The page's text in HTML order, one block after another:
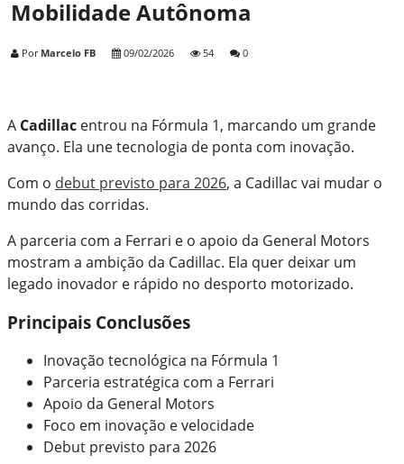
Mobilidade Autônoma
Por Marcelo FB 09/02/2026 54 0
A Cadillac entrou na Fórmula 1, marcando um grande
avanço. Ela une tecnologia de ponta com inovação.
Com o debut previsto para 2026, a Cadillac vai mudar o
mundo das corridas.
A parceria com a Ferrari e o apoio da General Motors
mostram a ambição da Cadillac. Ela quer deixar um
legado inovador e rápido no desporto motorizado.
Principais Conclusões
Inovação tecnológica na Fórmula 1
Parceria estratégica com a Ferrari
Apoio da General Motors
Foco em inovação e velocidade
Debut previsto para 2026